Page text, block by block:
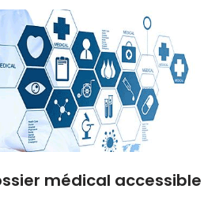
médical accessible